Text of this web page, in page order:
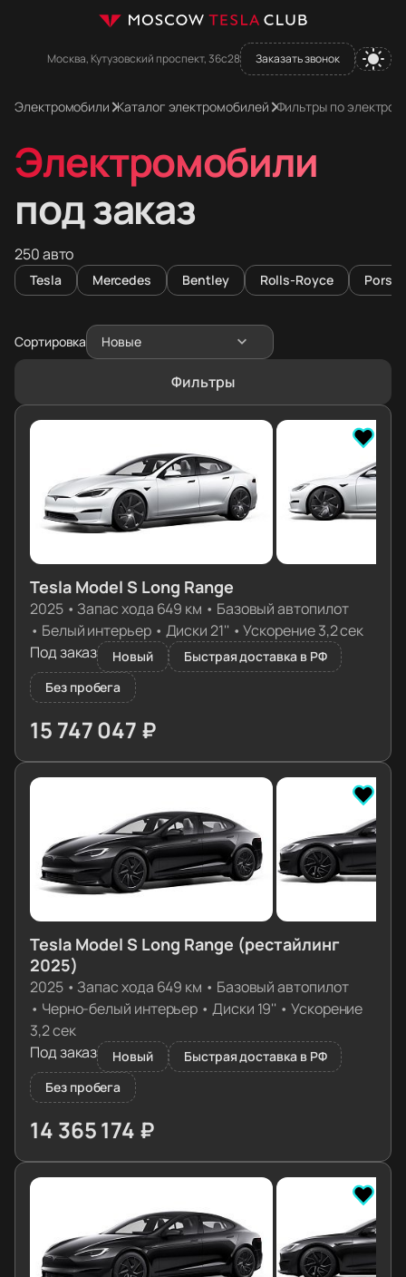
Москва, Кутузовский проспект, 36с28 Заказать звонок
Электромобили Каталог электромобилей Фильтры по
Электромобили
под заказ
250 авто
Tesla Mercedes Bentley Rolls-Royce
Сортировка Новые
Фильтры
Tesla Model S Long Range
2025• Запас хода 649 км • Базовый автопилот
• Белый интерьер• Диски 21'' •Ускорение 3,2 сек
Под заказ
Новый
Быстрая доставка в РФ
Без пробега
15 747 047 ₽
≈ 156 645€
Tesla Model S Long Range (рестайлинг
2025)
2025• Запас хода 649 км • Базовый автопилот
• Черно-белый интерьер •Диски 19'' • Ускорение
3,2 сек
Под заказ
Новый
Быстрая доставка в РФ
Без пробега
14 365 174 ₽
≈ 142 899€